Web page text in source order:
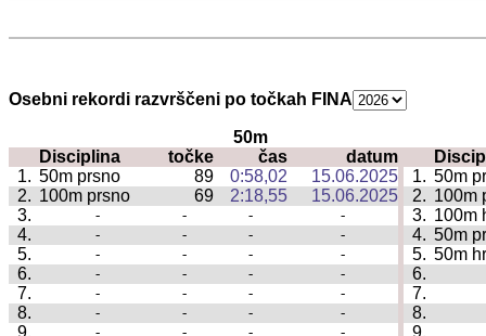
Osebni rekordi razvrščeni po točkah FINA
50m
Disciplina
točke čas datum
1. 50m prsno 89 0:58,02 15.06.2025 1. 50m
2. 100m prsno 69 2:18,55 15.06.2025 2. 100m
3.
- - - - 3. 100m
4.
- - - - 4. 50m
5.
- - - - 5. 50m
6.
- - - -
6.
7.
- - - -
7.
8.
- - - -
8.
- - - -